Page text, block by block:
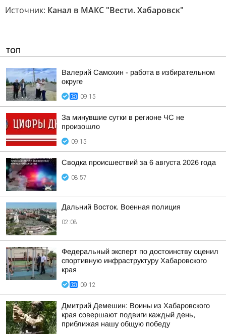
Источник: Канал в МАКС "Вести. Хабаровск"
ТОП
Валерий Самохин - работа в избирательном
округе
09:15
За минувшие сутки в регионе ЧС не
произошло
09:15
Сводка происшествий за 6 августа 2026 года
08:57
Дальний Восток. Военная полиция
02:08
Федеральный эксперт по достоинству оценил
спортивную инфраструктуру Хабаровского
края
09:12
Дмитрий Демешин: Воины из Хабаровского
края совершают подвиги каждый день,
приближая нашу общую победу